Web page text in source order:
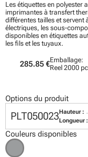
Les étiquettes en polyester
imprimantes à transfert
différentes tailles et servent
électriques, les sous-
disponibles en étiquettes
les fils et les tuyaux.
285.85 €Emballage:
Reel2000
Options du produit
PLT050023Hauteur :
Longueur :
Couleurs disponibles